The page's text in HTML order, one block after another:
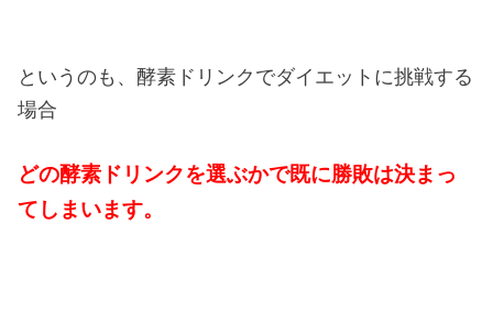
というのも、酵素ドリンクでダイエットに挑戦する
場合
どの酵素ドリンクを選ぶかで既に勝敗は決まっ
てしまいます。